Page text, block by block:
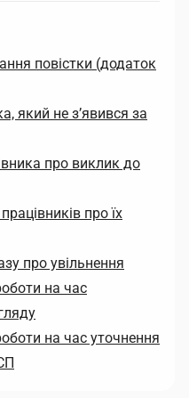
повістки (додаток
який не з’явився за
про виклик до
про їх
про увільнення
на час
на час уточнення